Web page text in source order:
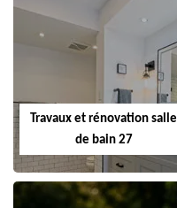
Travaux et rénovation salle
de bain 27